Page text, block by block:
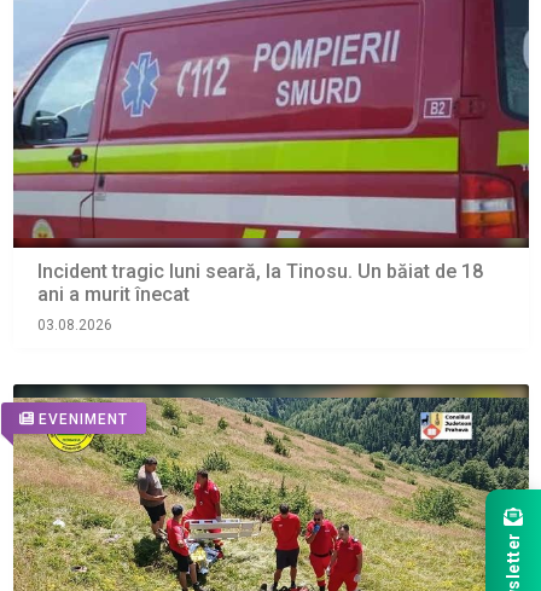
Incident tragic luni seară, la Tinosu. Un băiat de 18
ani a murit înecat
03.08.2026
EVENIMENT